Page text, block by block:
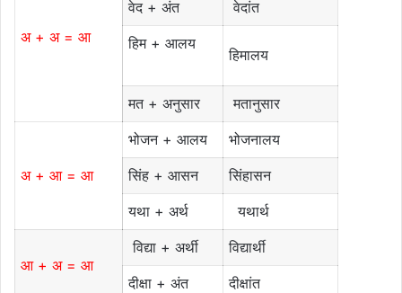
अ + अ = आ
वेद + अंत
वेदांत
हिम + आलय
हिमालय
मत + अनुसार मतानुसार
अ + आ = आ
भोजन + आलय
भोजनालय
सिंह + आसन
सिंहासन
यथा + अर्थ
यथार्थ
आ + अ = आ
विद्या + अर्थी
विद्यार्थी
दीक्षा + अंत
दीक्षांत